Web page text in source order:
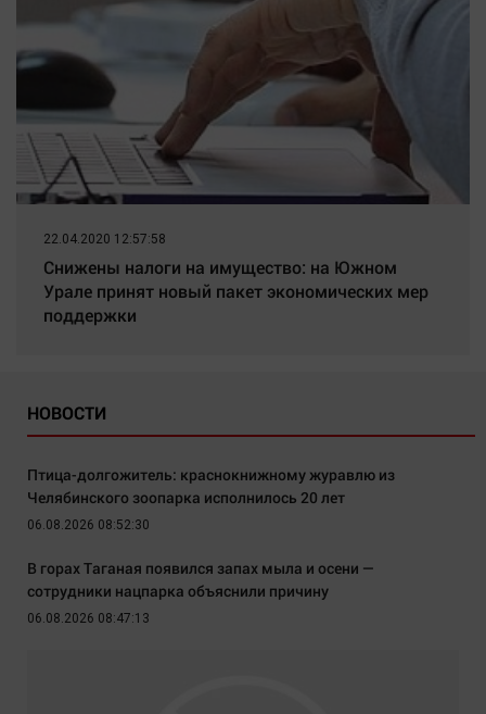
22.04.2020 12:57:58
Снижены налоги на имущество: на Южном
Урале принят новый пакет экономических мер
поддержки
НОВОСТИ
Птица-долгожитель: краснокнижному журавлю из
Челябинского зоопарка исполнилось 20 лет
06.08.2026 08:52:30
В горах Таганая появился запах мыла и осени —
сотрудники нацпарка объяснили причину
06.08.2026 08:47:13